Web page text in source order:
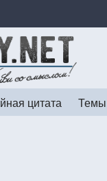
цитата Темы